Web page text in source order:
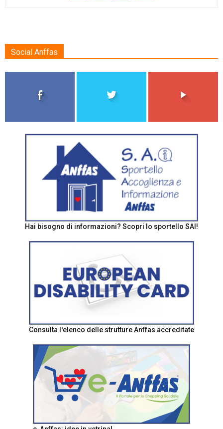
Social Anffas
Hai bisogno di informazioni? Scopri lo sportello SAI!
Consulta l'elenco delle strutture Anffas accreditate